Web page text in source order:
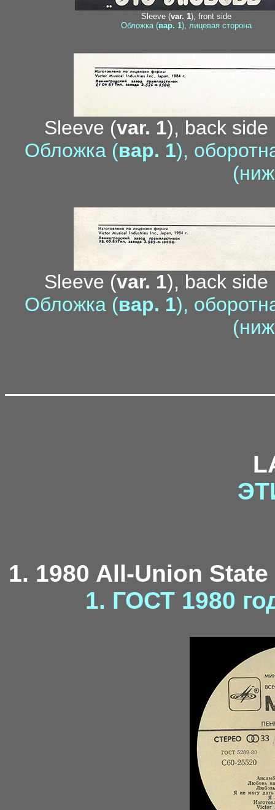
Sleeve (var. 1), front side
Обложка (вар. 1), лицевая сторона
Sleeve (var. 1), back side
Обложка (вар. 1),
Sleeve (var. 1), back side
Обложка (вар. 1),
1. 1980 All-Union
1. ГОСТ 1980